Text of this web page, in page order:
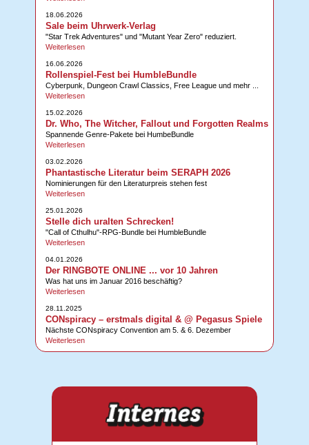
18.06.2026
Sale beim Uhrwerk-Verlag
"Star Trek Adventures" und "Mutant Year Zero" reduziert.
Weiterlesen
16.06.2026
Rollenspiel-Fest bei HumbleBundle
Cyberpunk, Dungeon Crawl Classics, Free League und mehr ...
Weiterlesen
15.02.2026
Dr. Who, The Witcher, Fallout und Forgotten Realms
Spannende Genre-Pakete bei HumbeBundle
Weiterlesen
03.02.2026
Phantastische Literatur beim SERAPH 2026
Nominierungen für den Literaturpreis stehen fest
Weiterlesen
25.01.2026
Stelle dich uralten Schrecken!
"Call of Cthulhu"-RPG-Bundle bei HumbleBundle
Weiterlesen
04.01.2026
Der RINGBOTE ONLINE ... vor 10 Jahren
Was hat uns im Januar 2016 beschäftig?
Weiterlesen
28.11.2025
CONspiracy – erstmals digital & @ Pegasus Spiele
Nächste CONspiracy Convention am 5. & 6. Dezember
Weiterlesen